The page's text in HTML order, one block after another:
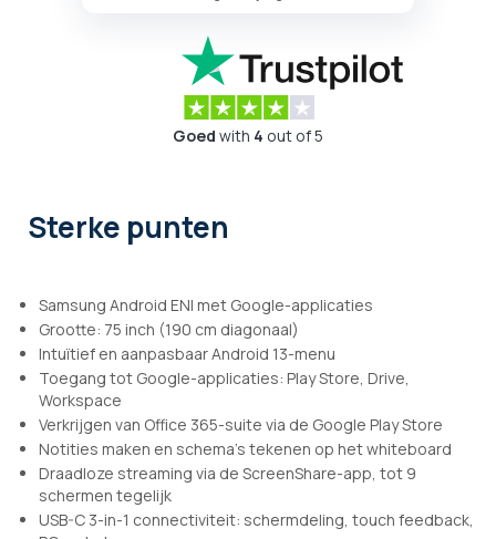
Goed with 4 out of 5
Sterke punten
Samsung Android ENI met Google-applicaties
Grootte: 75 inch (190 cm diagonaal)
Intuïtief en aanpasbaar Android 13-menu
Toegang tot Google-applicaties: Play Store, Drive,
Workspace
Verkrijgen van Office 365-suite via de Google Play Store
Notities maken en schema's tekenen op het whiteboard
Draadloze streaming via de ScreenShare-app, tot 9
schermen tegelijk
USB-C 3-in-1 connectiviteit: schermdeling, touch feedback,